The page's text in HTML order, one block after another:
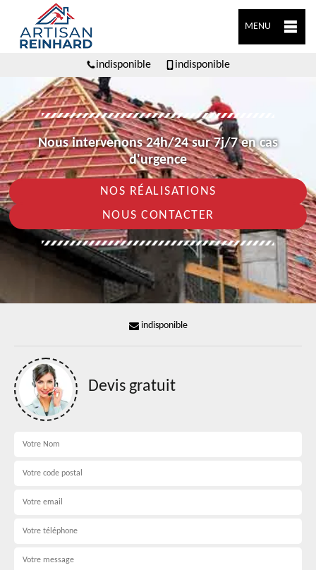
MENU
indisponible indisponible
Nous intervenons 24h/24 sur 7j/7 en cas
d'urgence
NOS RÉALISATIONS
NOUS CONTACTER
indisponible
Devis gratuit